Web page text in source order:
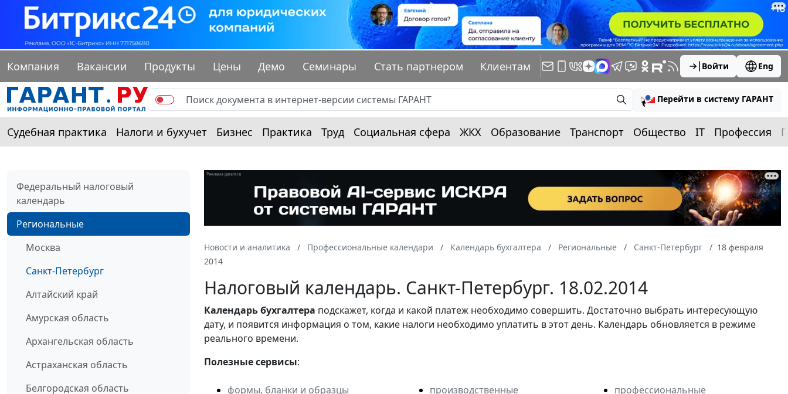
Компания Вакансии Продукты Цены Демо Семинары Стать партнером Клиентам Войти Eng
Перейти в систему ГАРАНТ
Судебная практика Налоги и бухучет Бизнес Практика Труд Социальная сфера ЖКХ Образование Транспорт Общество IT Профессия
Федеральный налоговый
календарь
Региональные
Москва
Санкт-Петербург
Алтайский край
Амурская область
Архангельская область
Астраханская область
Белгородская область
Новости и аналитика Профессиональные календари Календарь бухгалтера Региональные Санкт-Петербург
18 февраля
2014
Налоговый календарь. Санкт-Петербург. 18.02.2014
Календарьбухгалтера подскажет, когда и какой платеж необходимо совершить. Достаточно выбрать интересующую
дату, и появится информация о том, какие налоги необходимо уплатить в этот день. Календарь обновляется в режиме
реального времени.
Полезные сервисы:
формы, бланки и образцы
производственные
профессиональные